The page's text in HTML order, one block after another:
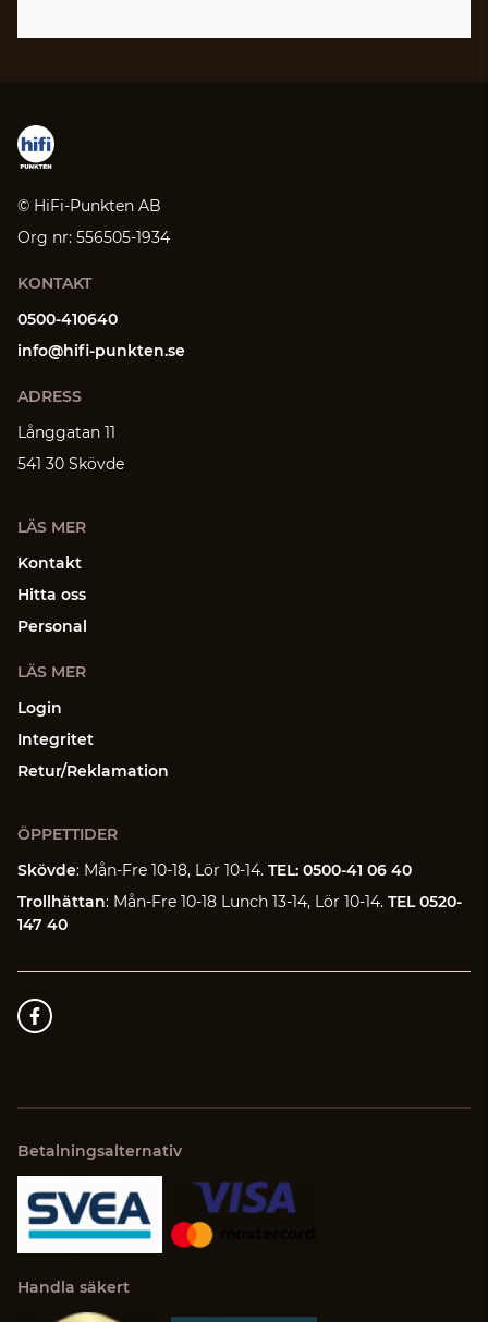
© HiFi-Punkten AB
Org nr: 556505-1934
KONTAKT
0500-410640
info@hifi-punkten.se
ADRESS
Långgatan 11
541 30 Skövde
LÄS MER
Kontakt
Hitta oss
Personal
LÄS MER
Login
Integritet
Retur/Reklamation
ÖPPETTIDER
Skövde: Mån-Fre 10-18, Lör 10-14. TEL: 0500-41 06 40
Trollhättan: Mån-Fre 10-18 Lunch 13-14, Lör 10-14. TEL 0520-
147 40
Betalningsalternativ
Handla säkert